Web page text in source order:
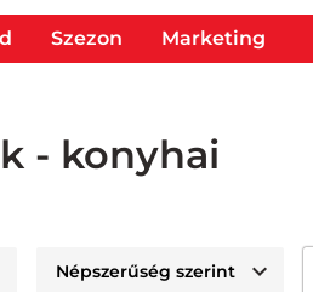
Szezon Marketing
- konyhai